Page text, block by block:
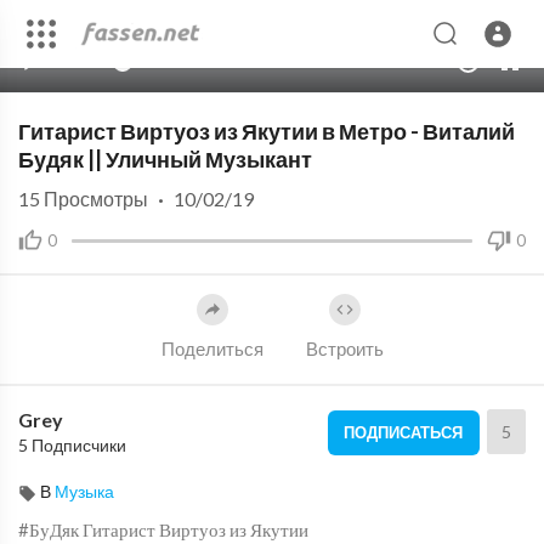
Гитарист Виртуоз из Якутии в Метро - Виталий
Будяк || Уличный Музыкант
0 0
15 Просмотры · 10/02/19
Поделиться Встроить
Grey
5 Подписчики
ПОДПИСАТЬСЯ 5
В Музыка
#БуДяк Гитарист Виртуоз из Якутии